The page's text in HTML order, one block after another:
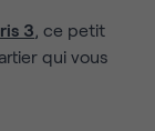
3, ce petit
qui vous